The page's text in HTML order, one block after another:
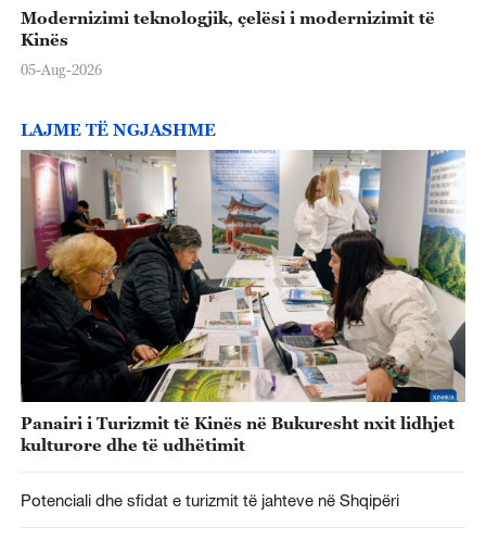
Modernizimi teknologjik, çelësi i modernizimit të
Kinës
05-Aug-2026
LAJME TË NGJASHME
Panairi i Turizmit të Kinës në Bukuresht nxit lidhjet
kulturore dhe të udhëtimit
Potenciali dhe sfidat e turizmit të jahteve në Shqipëri